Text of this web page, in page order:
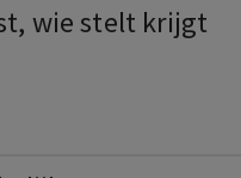
wie stelt krijgt